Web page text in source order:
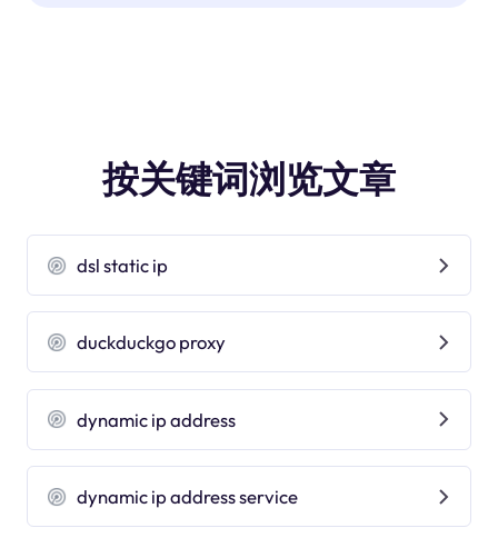
按关键词浏览文章
dsl static ip
duckduckgo proxy
dynamic ip address
dynamic ip address service